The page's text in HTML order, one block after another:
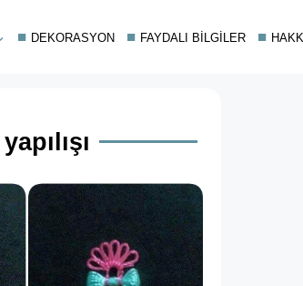
DEKORASYON FAYDALI BILGILER